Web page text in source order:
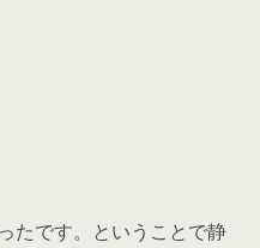
たです。ということで静